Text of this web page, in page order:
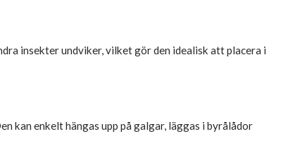
insekter undviker, vilket gör den idealisk att placera i
kan enkelt hängas upp på galgar, läggas i byrålådor